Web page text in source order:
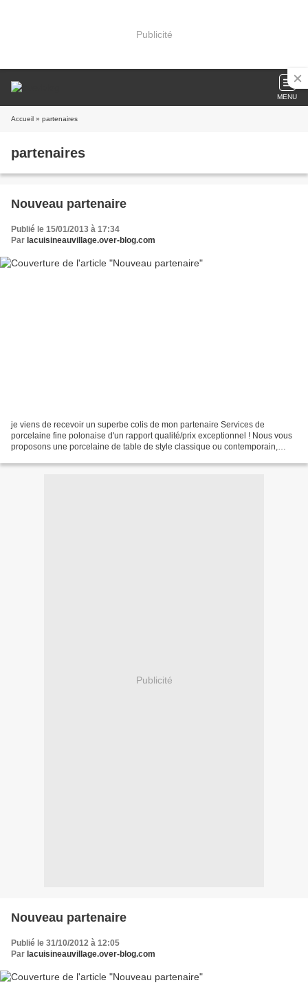
Publicité
MENU
Accueil » partenaires
partenaires
Nouveau partenaire
Publié le 15/01/2013 à 17:34
Par lacuisineauvillage.over-blog.com
je viens de recevoir un superbe colis de mon partenaire Services de
porcelaine fine polonaise d'un rapport qualité/prix exceptionnel ! Nous vous
proposons une porcelaine de table de style classique ou contemporain,
Publicité
Nouveau partenaire
Publié le 31/10/2012 à 12:05
Par lacuisineauvillage.over-blog.com